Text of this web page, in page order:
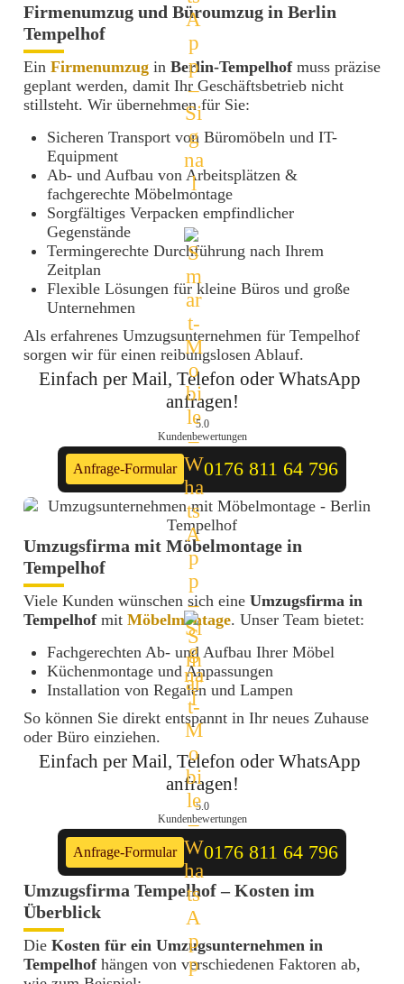
Firmenumzug und Büroumzug in Berlin
Tempelhof
Ein Firmenumzugin Berlin-Tempelhofmuss präzise
geplant werden, damit Ihr Geschäftsbetrieb nicht
stillsteht. Wir übernehmen für Sie:
Sicheren Transport von Büromöbeln und IT-
Equipment
Ab- und Aufbau von Arbeitsplätzen &
fachgerechte Möbelmontage
Sorgfältiges Verpacken empfindlicher
Gegenstände
Termingerechte Durchführung nach Ihrem
Zeitplan
Flexible Lösungen für kleine Büros und große
Unternehmen
Als erfahrenes Umzugsunternehmen für Tempelhof
sorgen wir für einen reibungslosen Ablauf.
Einfach per Mail, Telefon oder WhatsApp
anfragen!
5.0
Kundenbewertungen
Anfrage-Formular 0176 811 64 796
Umzugsfirma mit Möbelmontage in
Tempelhof
Viele Kunden wünschen sich eine Umzugsfirma in
Tempelhofmit Möbelmontage. Unser Team bietet:
Fachgerechten Ab- und Aufbau Ihrer Möbel
Küchenmontage und Anpassungen
Installation von Regalen und Lampen
So können Sie direkt entspannt in Ihr neues Zuhause
oder Büro einziehen.
Einfach per Mail, Telefon oder WhatsApp
anfragen!
5.0
Kundenbewertungen
Anfrage-Formular 0176 811 64 796
Umzugsfirma Tempelhof – Kosten im
Überblick
Die Kosten für ein Umzugsunternehmen in
Tempelhofhängen von verschiedenen Faktoren ab,